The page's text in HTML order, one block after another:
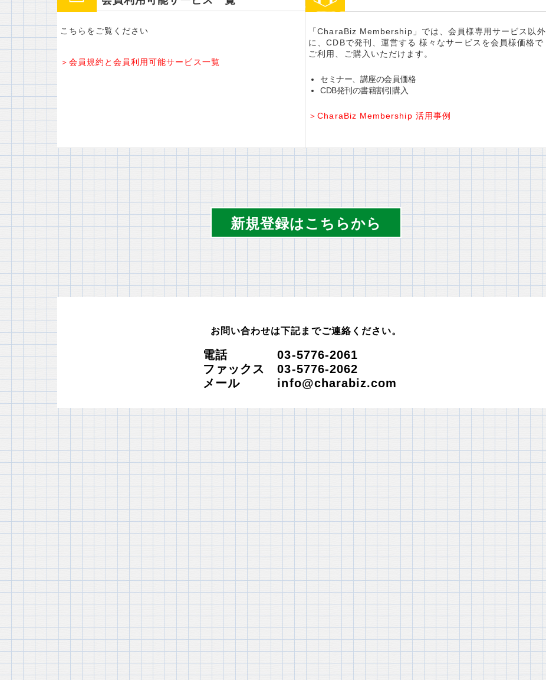
こちらをご覧ください
＞会員規約と会員利用可能サービス一覧
「CharaBiz Membership」では、会員様専用サービス以外
に、CDBで発刊、運営する 様々なサービスを会員様価格で
ご利用、ご購入いただけます。
セミナー、講座の会員価格
CDB発刊の書籍割引購入
＞CharaBiz Membership 活用事例
新規登録はこちらから
お問い合わせは下記までご連絡ください。
電話 03-5776-2061
ファックス 03-5776-2062
メール info@charabiz.com